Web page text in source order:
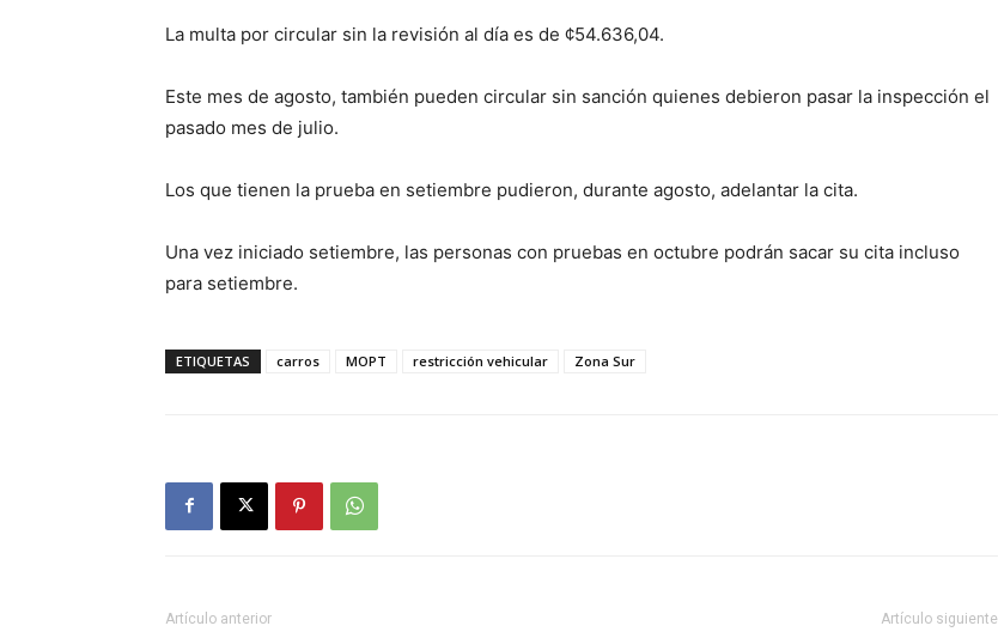
La multa por circular sin la revisión al día es de ¢54.636,04.
Este mes de agosto, también pueden circular sin sanción quienes debieron pasar la inspección el
pasado mes de julio.
Los que tienen la prueba en setiembre pudieron, durante agosto, adelantar la cita.
Una vez iniciado setiembre, las personas con pruebas en octubre podrán sacar su cita incluso
para setiembre.
ETIQUETAS carros MOPT restricción vehicular Zona Sur
Artículo anterior Artículo siguiente